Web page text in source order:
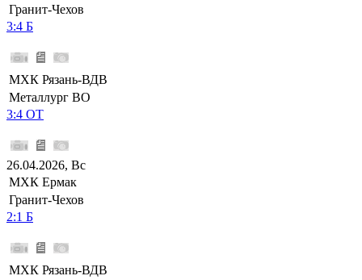
Гранит-Чехов
3:4 Б
МХК Рязань-ВДВ
Металлург ВО
3:4 ОТ
26.04.2026, Вс
МХК Ермак
Гранит-Чехов
2:1 Б
МХК Рязань-ВДВ